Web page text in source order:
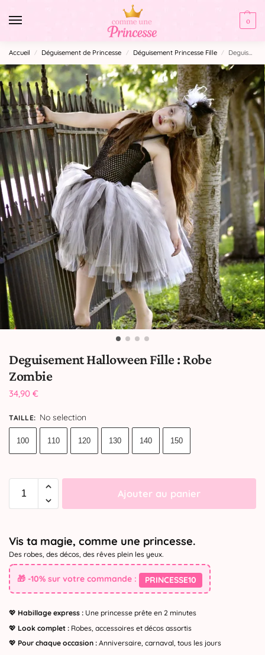
0
Accueil / Déguisement de Princesse / Déguisement Princesse Fille / Deguisement Halloween Fille : Robe Zombie
Deguisement Halloween Fille : Robe
Zombie
34,90 €
TAILLE: No selection
100 110 120 130 140 150
Ajouter au panier
Vis ta magie, comme une princesse.
Des robes, des décos, des rêves plein les yeux.
🎁 -10% sur votre commande : PRINCESSE10
💖 Habillage express : Une princesse prête en 2 minutes
💖 Look complet : Robes, accessoires et décos assortis
💖 Pour chaque occasion : Anniversaire, carnaval, tous les jours